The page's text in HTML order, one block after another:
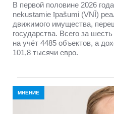
В первой половине 2026
nekustamie īpašumi (VNĪ)
движимого имущества,
государства. Всего за
на учёт 4485 объектов, а
101,8 тысячи евро.
МНЕНИЕ